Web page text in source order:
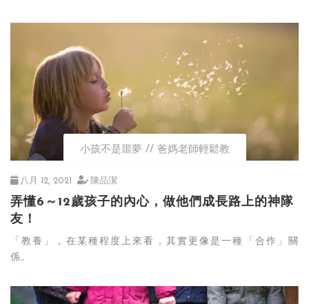
小孩不是噩夢 爸媽老師輕鬆教
八月 12, 2021 陳品潔
弄懂6～12歲孩子的內心，做他們成長路上的神隊
友！
「教養」，在某種程度上來看，其實更像是一種「合作」關
係。